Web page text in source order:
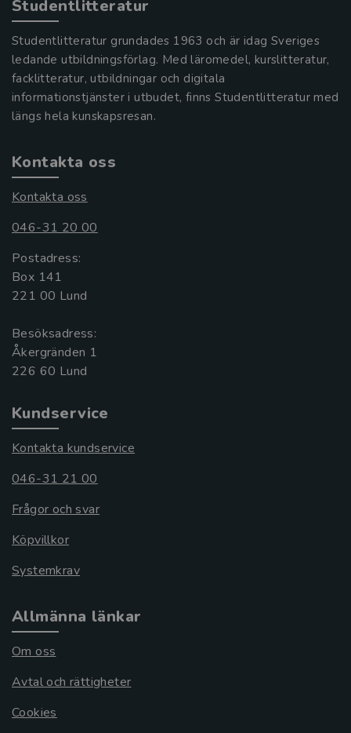
Studentlitteratur
Studentlitteratur grundades 1963 och är idag Sveriges
ledande utbildningsförlag. Med läromedel, kurslitteratur,
facklitteratur, utbildningar och digitala
informationstjänster i utbudet, finns Studentlitteratur med
längs hela kunskapsresan.
Kontakta oss
Kontakta oss
046-31 20 00
Postadress:
Box 141
221 00 Lund
Besöksadress:
Åkergränden 1
Kundservice
Kontakta kundservice
046-31 21 00
Frågor och svar
Köpvillkor
Systemkrav
Allmänna länkar
Om oss
Avtal och rättigheter
Cookies